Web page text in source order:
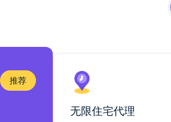
推荐
无限住宅代理